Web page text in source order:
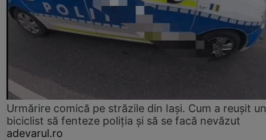
Urmărire comică pe străzile din Iași. Cum a reușit un
biciclist să fenteze poliția și să se facă nevăzut
adevarul.ro